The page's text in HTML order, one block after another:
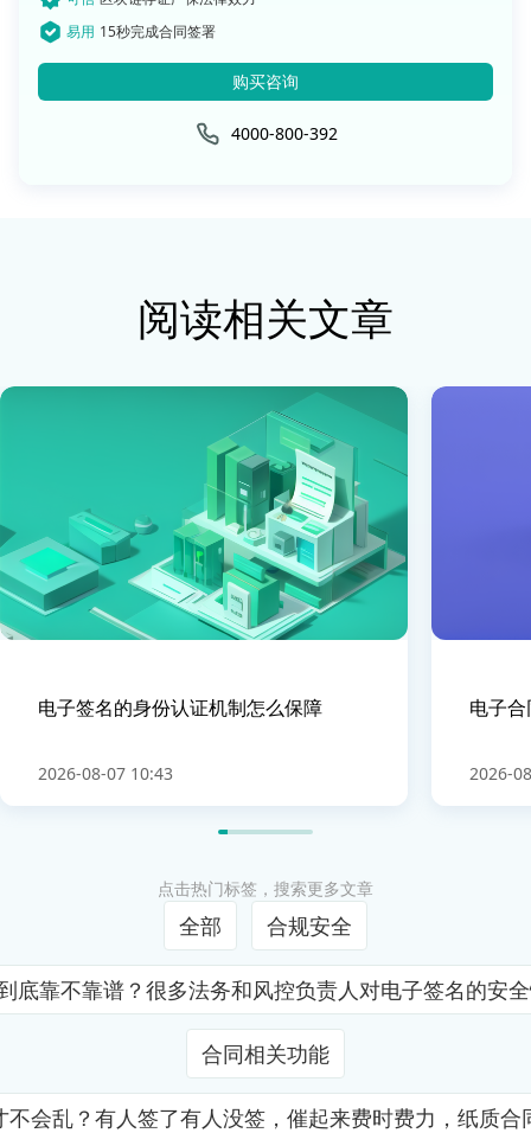
易用 15秒完成合同签署
购买咨询
4000-800-392
阅读相关文章
电子签名的身份认证机制怎么保障
2026-08-07 10:43
电子
2026-
点击热门标签，搜索更多文章
全部 合规安全
靠不靠谱？很多法务和风控负责人对电子签名的
合同相关功能
会乱？有人签了有人没签，催起来费时费力，纸质